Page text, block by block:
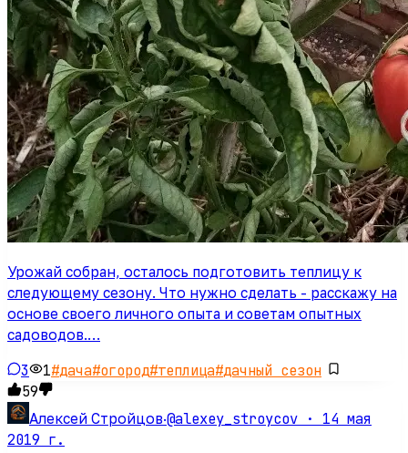
Урожай собран, осталось подготовить теплицу к
следующему сезону. Что нужно сделать - расскажу на
основе своего личного опыта и советам опытных
садоводов.…
3 1#дача#огород#теплица#дачный сезон
59
Алексей Стройцов·@alexey_stroycov · 14 мая
2019 г.